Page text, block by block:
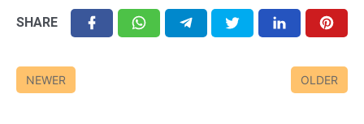
SHARE
NEWER OLDER